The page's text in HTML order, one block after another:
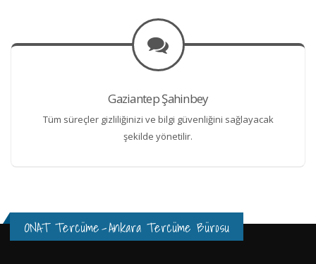
Gaziantep Şahinbey
Tüm süreçler gizliliğinizi ve bilgi güvenliğini sağlayacak
şekilde yönetilir.
ONAT Tercüme-Ankara Tercüme Bürosu